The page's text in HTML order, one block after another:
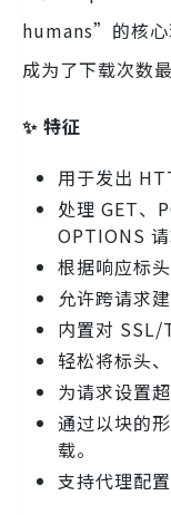
humans”的核心
成为了下载次数
✨ 特征
用于发出
处理 GET、
OPTIONS 请
根据响应标
允许跨请求
内置对 SSL/
轻松将标头
为请求设置
通过以块的
载。
支持代理配置